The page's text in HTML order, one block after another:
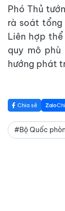
Phó Thủ
rà soát tổng
Liên hợp
quy mô
hướng phát
Chia sẻ
#Bộ Quốc